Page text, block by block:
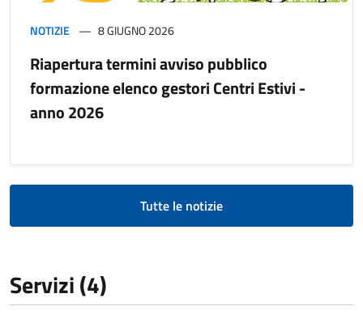
NOTIZIE 8 GIUGNO 2026
Riapertura termini avviso pubblico
formazione elenco gestori Centri Estivi -
anno 2026
Tutte le notizie
Servizi (4)